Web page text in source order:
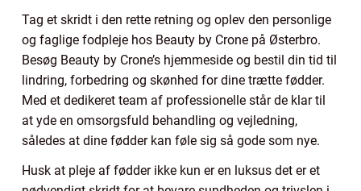
Tag et skridt i den rette retning og oplev den personlige
og faglige fodpleje hos Beauty by Crone på Østerbro.
Besøg Beauty by Crone’s hjemmeside og bestil din tid til
lindring, forbedring og skønhed for dine trætte fødder.
Med et dedikeret team af professionelle står de klar til
at yde en omsorgsfuld behandling og vejledning,
således at dine fødder kan føle sig så gode som nye.
Husk at pleje af fødder ikke kun er en luksus det er et